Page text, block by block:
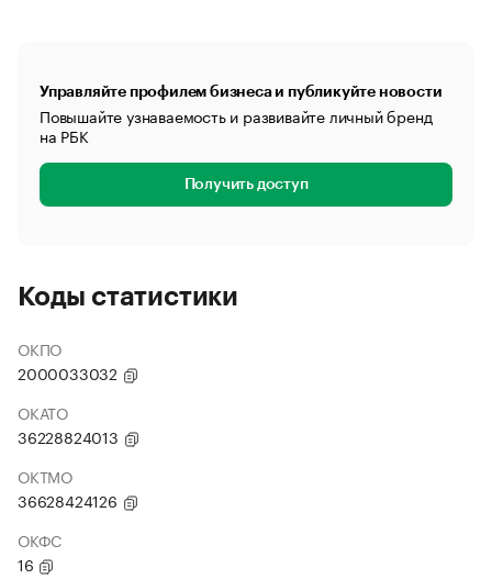
Управляйте профилем бизнеса и публикуйте новости
Повышайте узнаваемость и развивайте личный бренд
на РБК
Получить доступ
Коды статистики
ОКПО
2000033032
ОКАТО
36228824013
ОКТМО
36628424126
ОКФС
16